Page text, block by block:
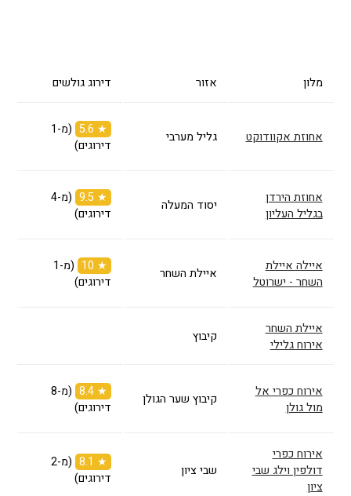
מלון אזור דירוג גולשים
אחוזת אקוודוקט גליל מערבי ★ 5.6
(מ-1
דירוגים)
אחוזת הירדן
בגליל העליון
יסוד המעלה ★ 9.5
(מ-4
דירוגים)
איילה איילת
השחר - ישרוטל
איילת השחר ★ 10
(מ-1
דירוגים)
איילת השחר
אירוח גלילי
קיבוץ
אירוח כפרי אל
מול גולן
קיבוץ שער הגולן ★ 8.4
(מ-8
דירוגים)
אירוח כפרי
דולפין וילג שבי
ציון
שבי ציון
★ 8.1
(מ-2
דירוגים)